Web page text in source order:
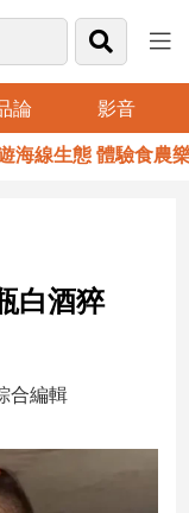
論 影音
生態 體驗食農樂趣
白酒猝
合編輯